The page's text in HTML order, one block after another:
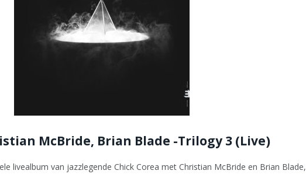
McBride, Brian Blade -Trilogy 3 (Live)
livealbum van jazzlegende Chick Corea met Christian McBride en Brian Blade,